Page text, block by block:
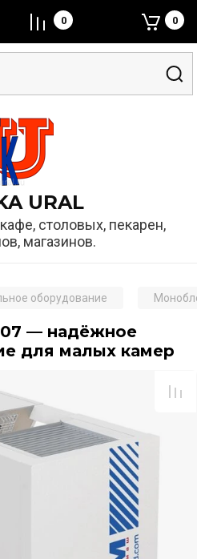
URAL
столовых, пекарен,
магазинов.
0 0
оборудование
— надёжное
для малых камер